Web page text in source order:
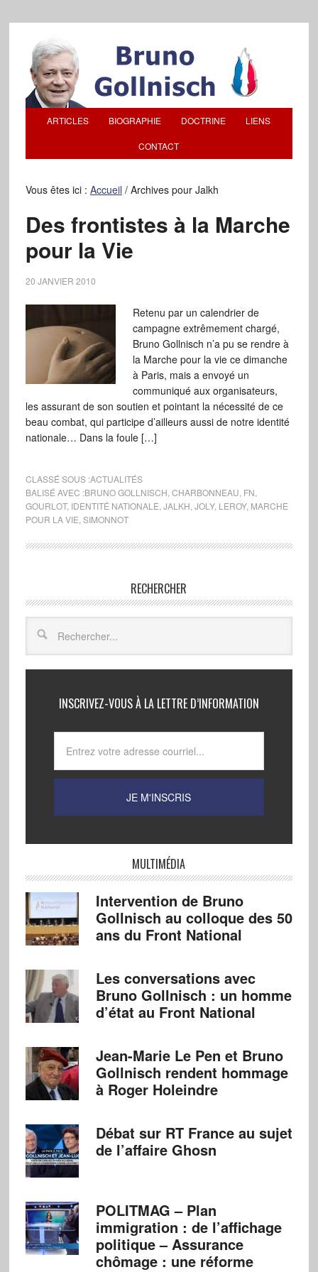
ARTICLES BIOGRAPHIE DOCTRINE LIENS
CONTACT
Vous êtes ici : Accueil /Archives pour Jalkh
Des frontistes à la Marche
pour la Vie
20 JANVIER 2010
Retenu par un calendrier de
campagne extrêmement chargé,
Bruno Gollnisch n’a pu se rendre à
la Marche pour la vie ce dimanche
à Paris, mais a envoyé un
communiqué aux organisateurs,
les assurant de son soutien et pointant la nécessité de ce
beau combat, qui participe d’ailleurs aussi de notre identité
nationale… Dans la foule […]
CLASSÉ SOUS :ACTUALITÉS
BALISÉ AVEC :BRUNO GOLLNISCH CHARBONNEAU FN
GOURLOT, IDENTITÉ NATIONALE JALKH JOLY, LEROY, MARCHE
POUR LA VIE SIMONNOT
RECHERCHER
INSCRIVEZ-VOUS À LA LETTRE D’INFORMATION
MULTIMÉDIA
Intervention de Bruno
Gollnisch au colloque des 50
ans du Front National
Les conversations avec
Bruno Gollnisch : un homme
d’état au Front National
Jean-Marie Le Pen et Bruno
Gollnisch rendent hommage
à Roger Holeindre
Débat sur RT France au sujet
de l’affaire Ghosn
POLITMAG – Plan
immigration : de l’affichage
politique – Assurance
chômage : une réforme